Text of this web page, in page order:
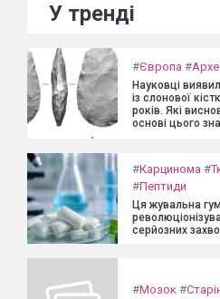
У тренді
#Європа #
Науковці
із слонової
років. Які
основі цього
#Карцинома #
#Пептиди
Ця жувальна
серйозних
#Мозок #